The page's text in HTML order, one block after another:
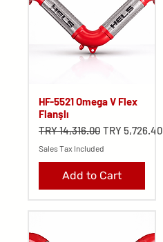
HF-5521 Omega V Flex
Flanşlı
Regular Price
TRY 14,316.00 Sale Price
TRY 5,726.40
Sales Tax Included
Add to Cart